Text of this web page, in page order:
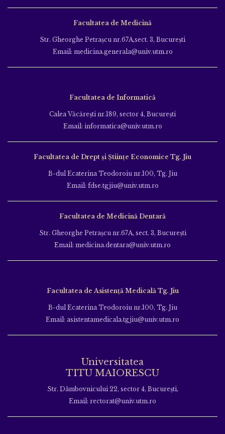
Facultatea de Medicină
Str. Gheorghe Petraşcu nr.67A,sect. 3, Bucureşti
Email: medicina.generala@univ.utm.ro
Facultatea de Informatică
Calea Văcăreşti nr.189, sector 4, Bucureşti
Email: informatica@univ.utm.ro
Facultatea de Drept și Științe Economice Tg. Jiu
B-dul Ecaterina Teodoroiu nr.100, Tg. Jiu
Email: fdse.tgjiu@univ.utm.ro
Facultatea de Medicină Dentară
Str. Gheorghe Petraşcu nr.67A, sect. 3, Bucureşti
Email: medicina.dentara@univ.utm.ro
Facultatea de Asistență Medicală Tg. Jiu
B-dul Ecaterina Teodoroiu nr.100, Tg. Jiu
Email: asistentamedicala.tgjiu@univ.utm.ro
Universitatea
TITU MAIORESCU
Str. Dâmbovnicului 22, sector 4, București,
Email: rectorat@univ.utm.ro